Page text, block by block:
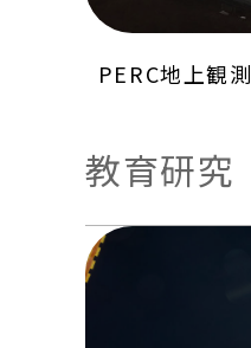
PERC地上観
教育研究